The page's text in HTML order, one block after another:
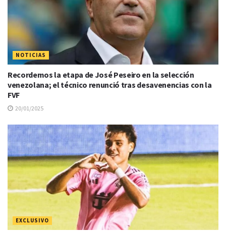
NOTICIAS
Recordemos la etapa de José Peseiro en la selección
venezolana; el técnico renunció tras desavenencias con la
FVF
20/01/2025
EXCLUSIVO